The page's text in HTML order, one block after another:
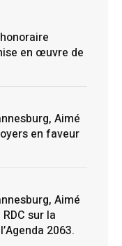
en œuvre de
Aimé
en faveur
Aimé
sur la
2063.